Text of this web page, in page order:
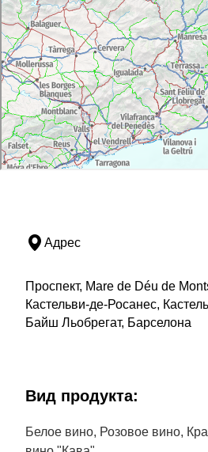
Адрес
Проспект, Mare de Déu de
Кастельви-де-Росанес,
Байш Льобрегат, Барселона
Bид продукта:
Белое вино, Розовое вино,